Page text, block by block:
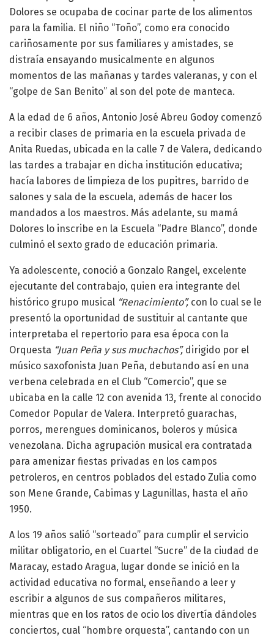
Dolores se ocupaba de cocinar parte de los alimentos
para la familia. El niño “Toño”, como era conocido
cariñosamente por sus familiares y amistades, se
distraía ensayando musicalmente en algunos
momentos de las mañanas y tardes valeranas, y con el
“golpe de San Benito” al son del pote de manteca.
A la edad de 6 años, Antonio José Abreu Godoy comenzó
a recibir clases de primaria en la escuela privada de
Anita Ruedas, ubicada en la calle 7 de Valera, dedicando
las tardes a trabajar en dicha institución educativa;
hacía labores de limpieza de los pupitres, barrido de
salones y sala de la escuela, además de hacer los
mandados a los maestros. Más adelante, su mamá
Dolores lo inscribe en la Escuela “Padre Blanco”, donde
culminó el sexto grado de educación primaria.
Ya adolescente, conoció a Gonzalo Rangel, excelente
ejecutante del contrabajo, quien era integrante del
histórico grupo musical “Renacimiento”,con lo cual se le
presentó la oportunidad de sustituir al cantante que
interpretaba el repertorio para esa época con la
Orquesta “Juan Peña y sus muchachos”,dirigido por el
músico saxofonista Juan Peña, debutando así en una
verbena celebrada en el Club “Comercio”, que se
ubicaba en la calle 12 con avenida 13, frente al conocido
Comedor Popular de Valera. Interpretó guarachas,
porros, merengues dominicanos, boleros y música
venezolana. Dicha agrupación musical era contratada
para amenizar fiestas privadas en los campos
petroleros, en centros poblados del estado Zulia como
son Mene Grande, Cabimas y Lagunillas, hasta el año
1950.
A los 19 años salió “sorteado” para cumplir el servicio
militar obligatorio, en el Cuartel “Sucre” de la ciudad de
Maracay, estado Aragua, lugar donde se inició en la
actividad educativa no formal, enseñando a leer y
escribir a algunos de sus compañeros militares,
mientras que en los ratos de ocio los divertía dándoles
conciertos, cual “hombre orquesta”, cantando con un